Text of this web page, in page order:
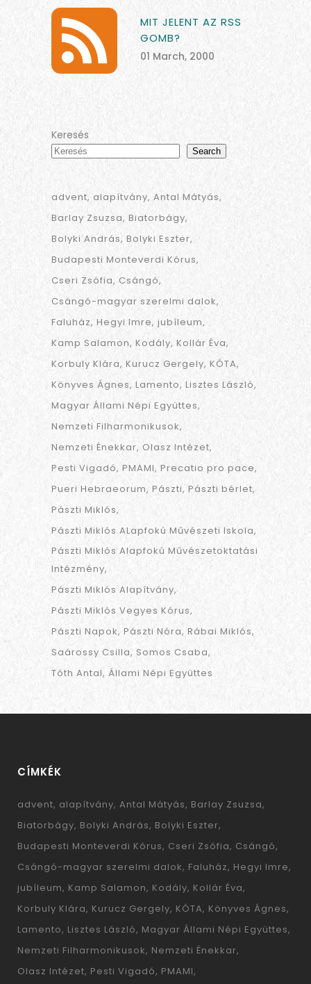
MIT JELENT AZ RSS
GOMB?
01 March, 2000
Keresés
Search
advent alapítvány Antal Mátyás
Barlay Zsuzsa Biatorbágy
Bolyki András Bolyki Eszter
Budapesti Monteverdi Kórus
Cseri Zsófia Csángó
Csángó-magyar szerelmi dalok
Faluház Hegyi Imre jubíleum
Kamp Salamon Kodály Kollár Éva
Korbuly Klára Kurucz Gergely KÓTA
Könyves Ágnes Lamento Lisztes László
Magyar Állami Népi Együttes
Nemzeti Filharmonikusok
Nemzeti Énekkar Olasz Intézet
Pesti Vigadó PMAMI Precatio pro pace
Pueri Hebraeorum Pászti Pászti bérlet
Pászti Miklós
Pászti Miklós ALapfokú Művészeti Iskola
Pászti Miklós Alapfokú Művészetoktatási
Intézmény
Pászti Miklós Alapítvány
Pászti Miklós Vegyes Kórus
Pászti Napok Pászti Nóra Rábai Miklós
Saárossy Csilla Somos Csaba
Tóth Antal Állami Népi Együttes
CÍMKÉK
advent alapítvány Antal Mátyás Barlay Zsuzsa
Biatorbágy Bolyki András Bolyki Eszter
Budapesti Monteverdi Kórus Cseri Zsófia Csángó
Csángó-magyar szerelmi dalok Faluház Hegyi Imre
jubíleum Kamp Salamon Kodály Kollár Éva
Korbuly Klára Kurucz Gergely KÓTA Könyves Ágnes
Lamento Lisztes László Magyar Állami Népi Együttes
Nemzeti Filharmonikusok Nemzeti Énekkar
Olasz Intézet Pesti Vigadó PMAMI